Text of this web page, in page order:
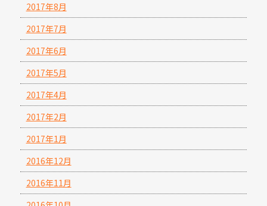
2017年8月
2017年7月
2017年6月
2017年5月
2017年4月
2017年2月
2017年1月
2016年12月
2016年11月